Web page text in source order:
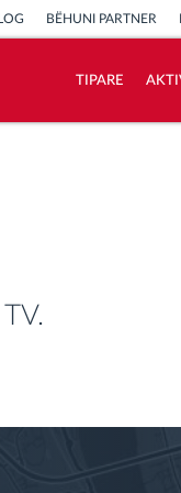
BËHUNI PARTNER
TIPARE